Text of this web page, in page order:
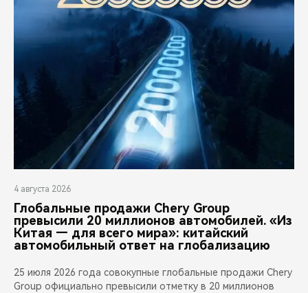
4 августа 2026
Глобальные продажи Chery Group
превысили 20 миллионов автомобилей. «Из
Китая — для всего мира»: китайский
автомобильный ответ на глобализацию
25 июля 2026 года совокупные глобальные продажи Chery
Group официально превысили отметку в 20 миллионов